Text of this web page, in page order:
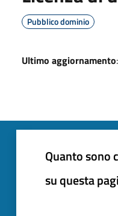
Pubblico dominio
Ultimo aggiornamento
Quanto sono
su questa